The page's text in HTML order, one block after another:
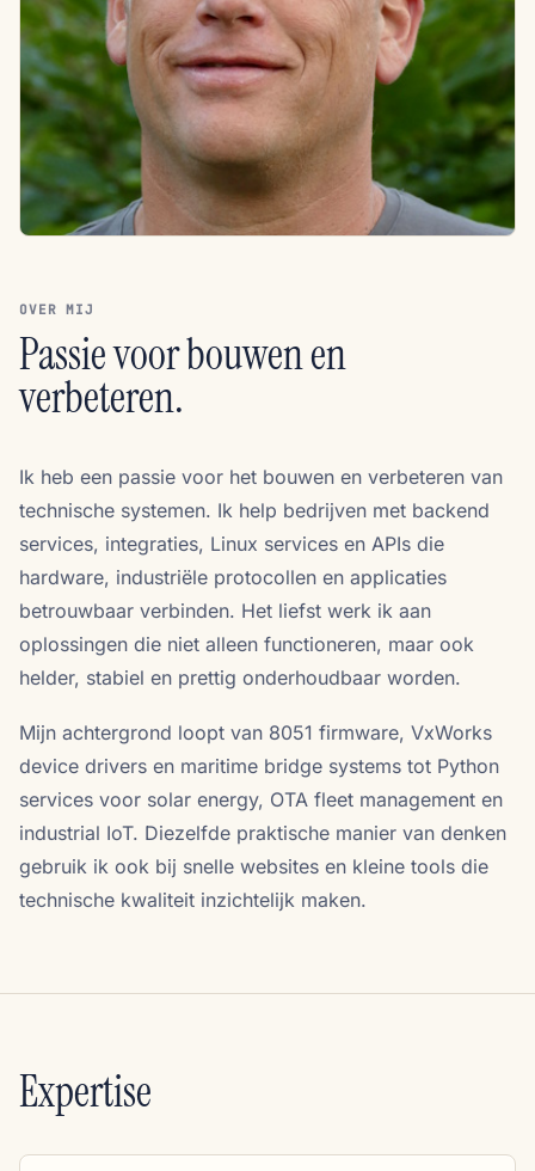
OVER MIJ
Passie voor bouwen en
verbeteren.
Ik heb een passie voor het bouwen en verbeteren van
technische systemen. Ik help bedrijven met backend
services, integraties, Linux services en APIs die
hardware, industriële protocollen en applicaties
betrouwbaar verbinden. Het liefst werk ik aan
oplossingen die niet alleen functioneren, maar ook
helder, stabiel en prettig onderhoudbaar worden.
Mijn achtergrond loopt van 8051 firmware, VxWorks
device drivers en maritime bridge systems tot Python
services voor solar energy, OTA fleet management en
industrial IoT. Diezelfde praktische manier van denken
gebruik ik ook bij snelle websites en kleine tools die
technische kwaliteit inzichtelijk maken.
Expertise